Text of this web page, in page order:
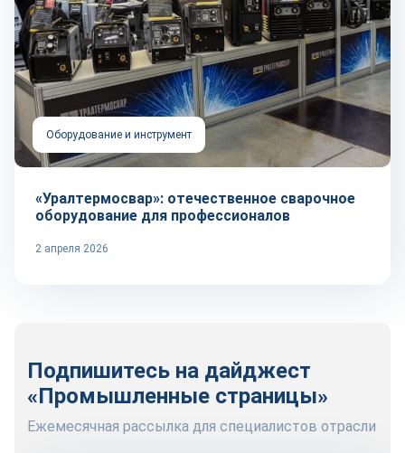
Оборудование и инструмент
«Уралтермосвар»: отечественное сварочное
оборудование для профессионалов
2 апреля 2026
Подпишитесь на дайджест
«Промышленные страницы»
Ежемесячная рассылка для специалистов отрасли